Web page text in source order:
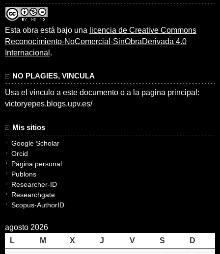
Esta obra está bajo una licencia de Creative Commons
Reconocimiento-NoComercial-SinObraDerivada 4.0
Internacional .
NO PLAGIES, VINCULA
Usa el vínculo a este documento o a la pagina principal:
victoryepes.blogs.upv.es/
Mis sitios
Google Scholar
Orcid
Página personal
Publons
Researcher-ID
Researchgate
Scopus-AuthorID
agosto 2026
L
M X J V S
D